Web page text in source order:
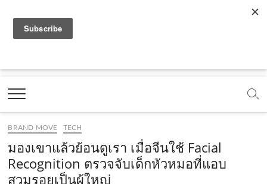
a
e
b
o
o
k
.
o
t
b
e
.
c
.
o
e
m
e
t
g
a
m
t
k
c
Marketing Oops!
DIGITAL | CREATIVE | ADVERTISING | CAMPAIGN |
BRAND MOVE TECH
มองเขาแล้วย้อนดูเรา เมื่อจีนใช้ Facial
Recognition ตรวจจับเด็กหัวหมอที่แอบ
สวมรอยเป็นผู้ใหญ่